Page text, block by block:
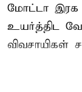
மோட்டா
உயர்த்திட
விவசாயிகள்